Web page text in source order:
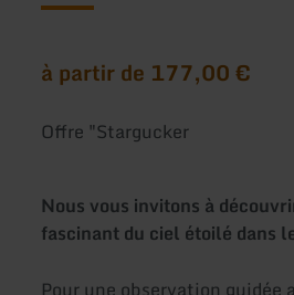
à partir de 177,00 €
Offre "Stargucker
Nous vous invitons à
fascinant du ciel étoilé dans